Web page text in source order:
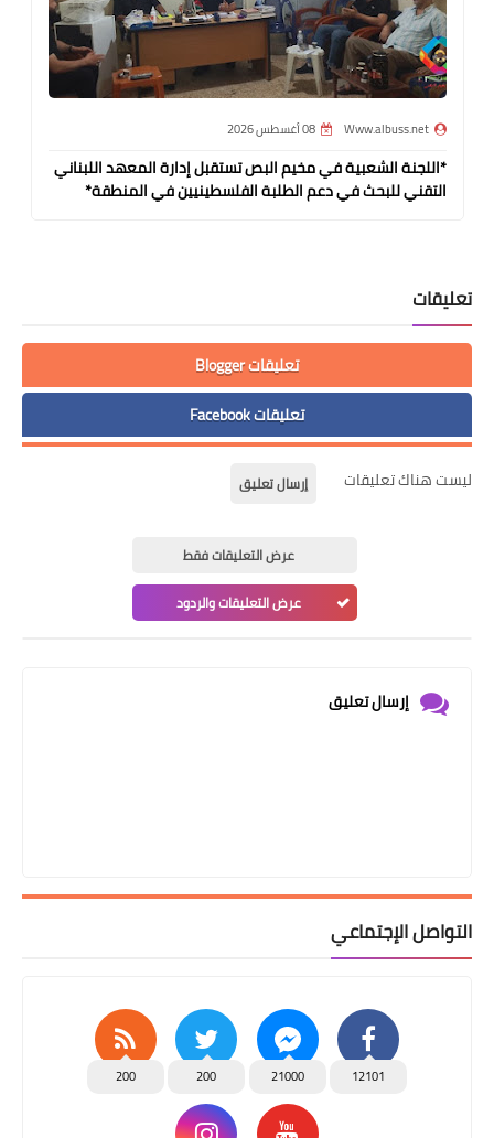
Www.albuss.net 08 أغسطس 2026
*اللجنة الشعبية في مخيم البص تستقبل إدارة المعهد اللبناني
التقني للبحث في دعم الطلبة الفلسطينيين في المنطقة*
تعليقات
تعليقات Blogger
تعليقات Facebook
ليست هناك تعليقات إرسال تعليق
عرض التعليقات فقط
عرض التعليقات والردود
إرسال تعليق
التواصل الإجتماعي
12101
21000
200
200